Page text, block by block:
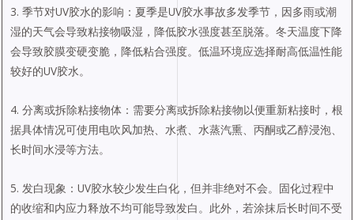
3. 季节对UV胶水的影响：夏季是UV胶水事故多发季节，因多雨或潮
湿的天气会导致粘接物吸湿，降低胶水强度甚至脱落。冬天温度下降
会导致胶膜变硬变脆，降低粘合强度。低温环境应选择耐高低温性能
较好的UV胶水。
4. 分离或拆除粘接物体：需要分离或拆除粘接物以便重新粘接时，根
据具体情况可使用电吹风加热、水煮、水蒸汽熏、丙酮或乙醇浸泡、
长时间水浸等方法。
5. 发白现象：UV胶水较少发生白化，但并非绝对不会。固化过程中
的收缩和内应力释放不均可能导致发白。此外，若涂抹后长时间不受